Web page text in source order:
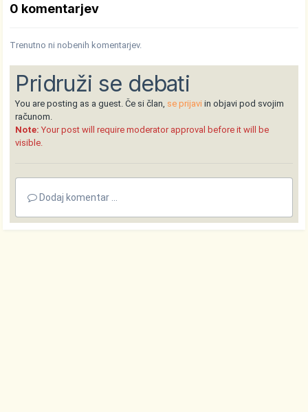
0 komentarjev
Trenutno ni nobenih komentarjev.
Pridruži se debati
You are posting as a guest. Če si član, se prijavi in objavi pod svojim
računom.
Note: Your post will require moderator approval before it will be
visible.
Dodaj komentar ...